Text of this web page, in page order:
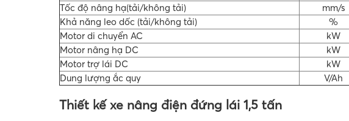
Tốc độ nâng hạ(tải/không tải)
mm/s
Khả năng leo dốc (tải/không tải)
%
Motor di chuyển AC
kW
Motor nâng hạ DC
kW
Motor trợ lái DC
kW
Dung lượng ắc quy
V/Ah
Thiết kế xe nâng điện đứng lái 1,5 tấn